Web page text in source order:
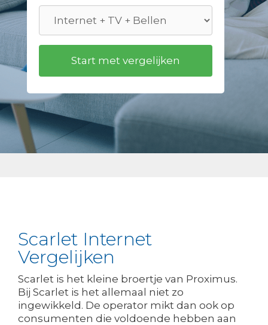
Scarlet Internet
Vergelijken
Scarlet is het kleine broertje van Proximus.
Bij Scarlet is het allemaal niet zo
ingewikkeld. De operator mikt dan ook op
consumenten die voldoende hebben aan